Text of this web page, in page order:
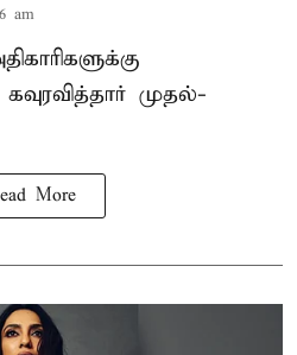
am
முதல்-
More